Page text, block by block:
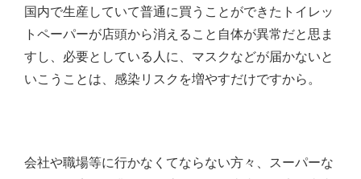
国内で生産していて普通に買うことができたトイレッ
トペーパーが店頭から消えること自体が異常だと思ま
すし、必要としている人に、マスクなどが届かないと
いこうことは、感染リスクを増やすだけですから。
会社や職場等に行かなくてならない方々、スーパーな